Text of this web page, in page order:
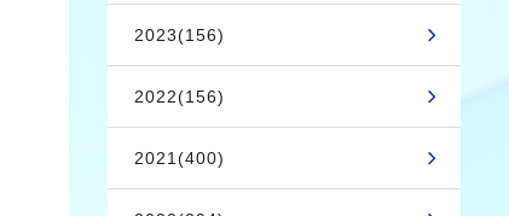
2023(156)
2022(156)
2021(400)